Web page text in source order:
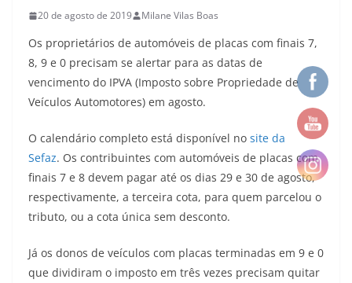
20 de agosto de 2019 Milane Vilas Boas
Os proprietários de automóveis de placas com finais 7,
8, 9 e 0 precisam se alertar para as datas de
vencimento do IPVA (Imposto sobre Propriedade de
Veículos Automotores) em agosto.
O calendário completo está disponível no site da
Sefaz. Os contribuintes com automóveis de placas com
finais 7 e 8 devem pagar até os dias 29 e 30 de agosto,
respectivamente, a terceira cota, para quem parcelou o
tributo, ou a cota única sem desconto.
Já os donos de veículos com placas terminadas em 9 e 0
que dividiram o imposto em três vezes precisam quitar